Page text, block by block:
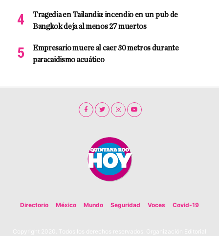
Tragedia en Tailandia: incendio en un pub de
Bangkok deja al menos 27 muertos
Empresario muere al caer 30 metros durante
paracaidismo acuático
Directorio México Mundo Seguridad Voces Covid-19